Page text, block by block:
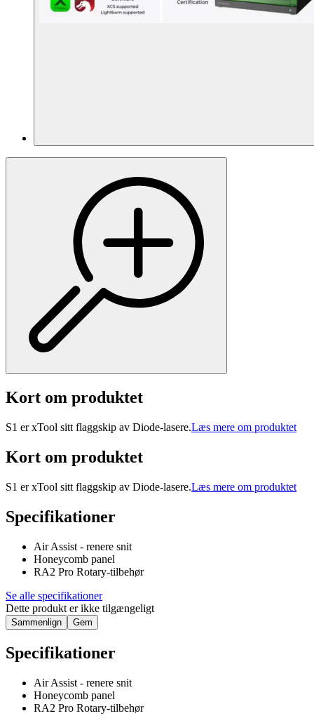
Kort om produktet
S1 er xTool sitt flaggskip av Diode-lasere.Læs mere om produktet
Kort om produktet
S1 er xTool sitt flaggskip av Diode-lasere.Læs mere om produktet
Specifikationer
Air Assist - renere snit
Honeycomb panel
RA2 Pro Rotary-tilbehør
Se alle specifikationer
Dette produkt er ikke tilgængeligt
Sammenlign Gem
Specifikationer
Air Assist - renere snit
Honeycomb panel
RA2 Pro Rotary-tilbehør